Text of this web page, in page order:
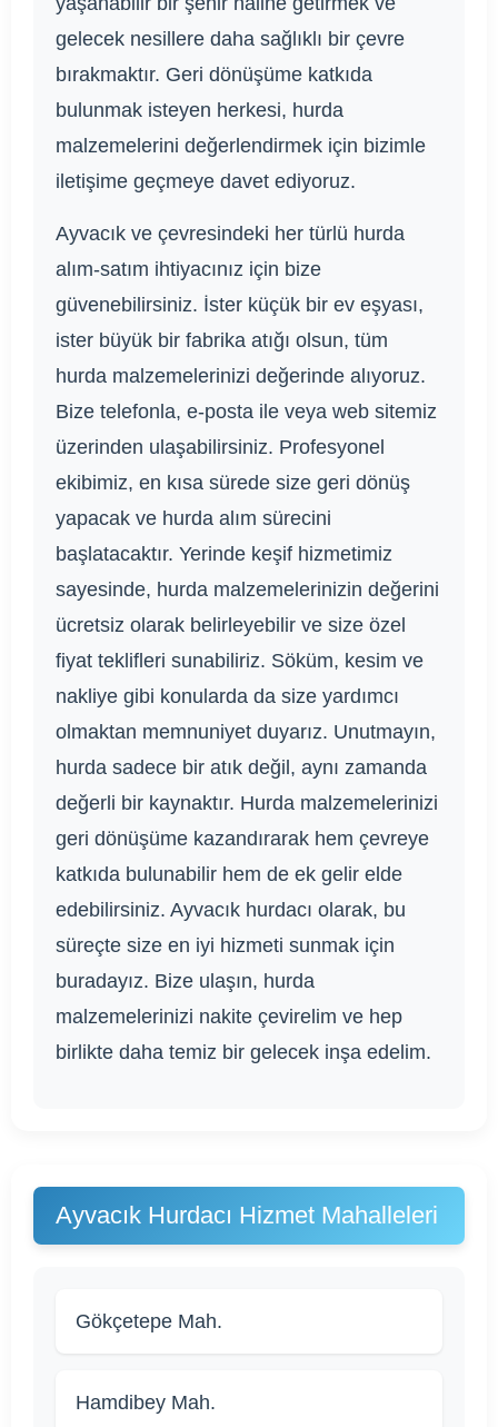
gelecek nesillere daha sağlıklı bir çevre
bırakmaktır. Geri dönüşüme katkıda
bulunmak isteyen herkesi, hurda
malzemelerini değerlendirmek için bizimle
iletişime geçmeye davet ediyoruz.
Ayvacık ve çevresindeki her türlü hurda
alım-satım ihtiyacınız için bize
güvenebilirsiniz. İster küçük bir ev eşyası,
ister büyük bir fabrika atığı olsun, tüm
hurda malzemelerinizi değerinde alıyoruz.
Bize telefonla, e-posta ile veya web sitemiz
üzerinden ulaşabilirsiniz. Profesyonel
ekibimiz, en kısa sürede size geri dönüş
yapacak ve hurda alım sürecini
başlatacaktır. Yerinde keşif hizmetimiz
sayesinde, hurda malzemelerinizin değerini
ücretsiz olarak belirleyebilir ve size özel
fiyat teklifleri sunabiliriz. Söküm, kesim ve
nakliye gibi konularda da size yardımcı
olmaktan memnuniyet duyarız. Unutmayın,
hurda sadece bir atık değil, aynı zamanda
değerli bir kaynaktır. Hurda malzemelerinizi
geri dönüşüme kazandırarak hem çevreye
katkıda bulunabilir hem de ek gelir elde
edebilirsiniz. Ayvacık hurdacı olarak, bu
süreçte size en iyi hizmeti sunmak için
buradayız. Bize ulaşın, hurda
malzemelerinizi nakite çevirelim ve hep
birlikte daha temiz bir gelecek inşa edelim.
Ayvacık Hurdacı Hizmet Mahalleleri
Gökçetepe Mah.
Hamdibey Mah.